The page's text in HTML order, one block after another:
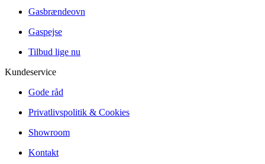
Gasbrændeovn
Gaspejse
Tilbud lige nu
Kundeservice
Gode råd
Privatlivspolitik & Cookies
Showroom
Kontakt